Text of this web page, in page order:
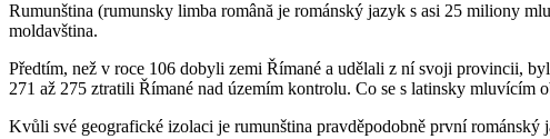
Rumunština (rumunsky limba română je románský jazyk s asi 25 miliony
moldavština.
Předtím, než v roce 106 dobyli zemi Římané a udělali z ní svoji provincii,
271 až 275 ztratili Římané nad územím kontrolu. Co se s latinsky mluvícím
Kvůli své geografické izolaci je rumunština pravděpodobně první